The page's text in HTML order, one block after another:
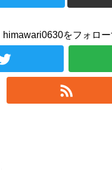
himawari0630をフォロー